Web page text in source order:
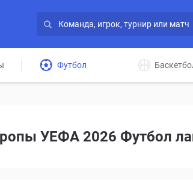
Футбол
УЕФА 2026 Футбол